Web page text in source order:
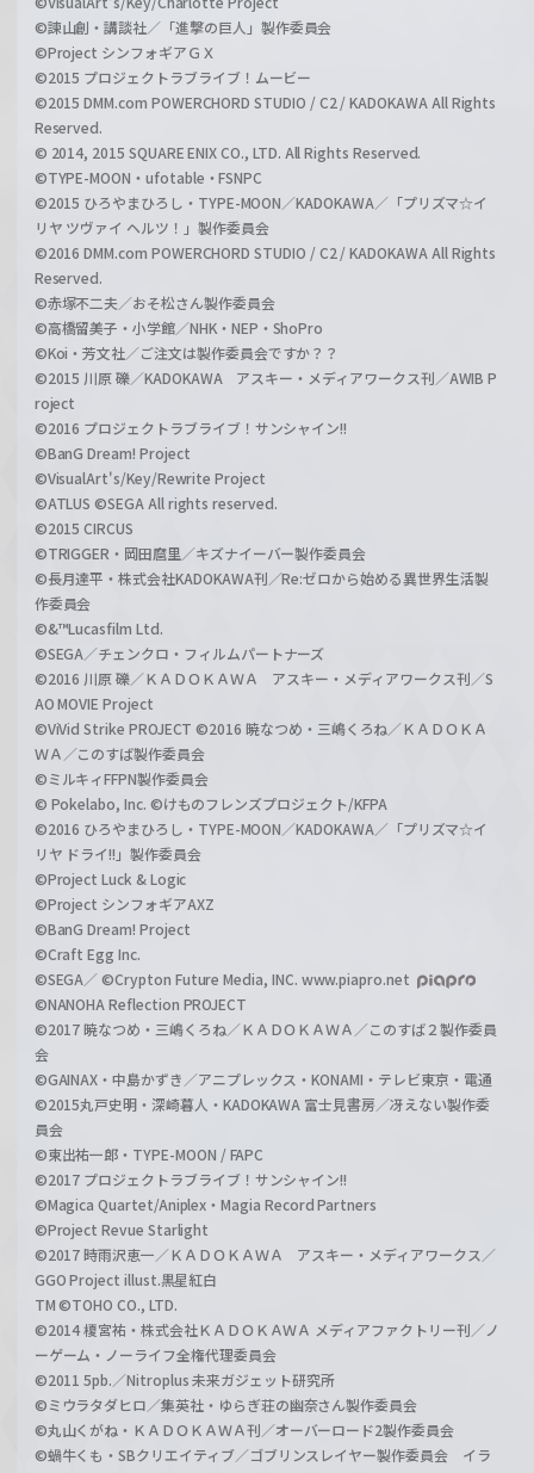
©諫山創・講談社／「進撃の巨人」製作委員会
©Project シンフォギアＧＸ
©2015 プロジェクトラブライブ！ムービー
©2015 DMM.com POWERCHORD STUDIO / C2 / KADOKAWA All Rights
Reserved.
© 2014, 2015 SQUARE ENIX CO., LTD. All Rights Reserved.
©TYPE-MOON・ufotable・FSNPC
©2015 ひろやまひろし・TYPE-MOON／KADOKAWA／「プリズマ☆イ
リヤ ツヴァイ ヘルツ！」製作委員会
©2016 DMM.com POWERCHORD STUDIO / C2 / KADOKAWA All Rights
Reserved.
©赤塚不二夫／おそ松さん製作委員会
©高橋留美子・小学館／NHK・NEP・ShoPro
©Koi・芳文社／ご注文は製作委員会ですか？？
©2015 川原 礫／KADOKAWA アスキー・メディアワークス刊／AWIB P
roject
©2016 プロジェクトラブライブ！サンシャイン!!
©BanG Dream! Project
©VisualArt's/Key/Rewrite Project
©ATLUS ©SEGA All rights reserved.
©2015 CIRCUS
©TRIGGER・岡田麿里／キズナイーバー製作委員会
©長月達平・株式会社KADOKAWA刊／Re:ゼロから始める異世界生活製
作委員会
©&™Lucasfilm Ltd.
©SEGA／チェンクロ・フィルムパートナーズ
©2016 川原 礫／ＫＡＤＯＫＡＷＡ アスキー・メディアワークス刊／S
AO MOVIE Project
©ViVid Strike PROJECT ©2016 暁なつめ・三嶋くろね／ＫＡＤＯＫＡ
ＷＡ／このすば製作委員会
©ミルキィFFPN製作委員会
© Pokelabo, Inc. ©けものフレンズプロジェクト/KFPA
©2016 ひろやまひろし・TYPE-MOON／KADOKAWA／「プリズマ☆イ
リヤ ドライ!!」製作委員会
©Project Luck & Logic
©Project シンフォギアAXZ
©BanG Dream! Project
©Craft Egg Inc.
©SEGA／ ©Crypton Future Media, INC. www.piapro.net
©NANOHA Reflection PROJECT
©2017 暁なつめ・三嶋くろね／ＫＡＤＯＫＡＷＡ／このすば２製作委員
会
©GAINAX・中島かずき／アニプレックス・KONAMI・テレビ東京・電通
©2015丸戸史明・深崎暮人・KADOKAWA 富士見書房／冴えない製作委
員会
©東出祐一郎・TYPE-MOON / FAPC
©2017 プロジェクトラブライブ！サンシャイン!!
©Magica Quartet/Aniplex・Magia Record Partners
©Project Revue Starlight
©2017 時雨沢恵一／ＫＡＤＯＫＡＷＡ アスキー・メディアワークス／
GGO Project illust.黒星紅白
TM ©TOHO CO., LTD.
©2014 榎宮祐・株式会社ＫＡＤＯＫＡＷＡ メディアファクトリー刊／ノ
ーゲーム・ノーライフ全権代理委員会
©2011 5pb.／Nitroplus 未来ガジェット研究所
©ミウラタダヒロ／集英社・ゆらぎ荘の幽奈さん製作委員会
©丸山くがね・ＫＡＤＯＫＡＷＡ刊／オーバーロード2製作委員会
©蝸牛くも・SBクリエイティブ／ゴブリンスレイヤー製作委員会 イラ